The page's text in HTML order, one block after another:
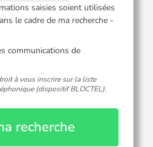
saisies soient utilisées
le cadre de ma recherche -
communications de
à vous inscrire sur la liste
(dispositif BLOCTEL).
recherche